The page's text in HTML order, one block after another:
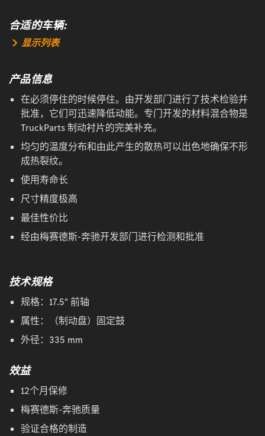
合适的车辆:
显示列表
产品信息
在必须停住的时候停住。由开发部门进行了技术检验并
批准，它们可迅速降低动能。专门开发的材料混合物是
TruckParts 制动衬片的完美补充。
均匀的温度分布和由此产生的散热可以出色地确保不形
成热裂纹。
使用寿命长
尺寸精度极高
最佳性价比
经由梅赛德斯-奔驰开发部门进行检测和批准
技术规格
规格：17.5″ 前轴
属性：（制动盘）固定鼓
外径：335 mm
效益
12个月保修
梅赛德斯-奔驰质量
验证合格的制造